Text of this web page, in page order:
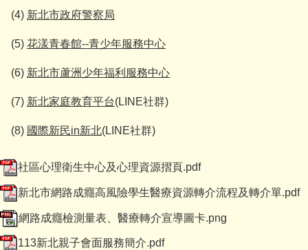
(4) 新北市政府警察局
(5) 花漾青春館--青少年服務中心
(6) 新北市蘆洲少年福利服務中心
(7) 新北家庭教育平台(LINE社群)
(8) 國際新民in新北(LINE社群)
社區心理衛生中心及心理資源摺頁.pdf
新北市網路成癮高風險學生醫療資源轉介流程及轉介單.pdf
網路成癮檢測量表、醫療轉介宣導圖卡.png
113新北親子會面服務簡介.pdf